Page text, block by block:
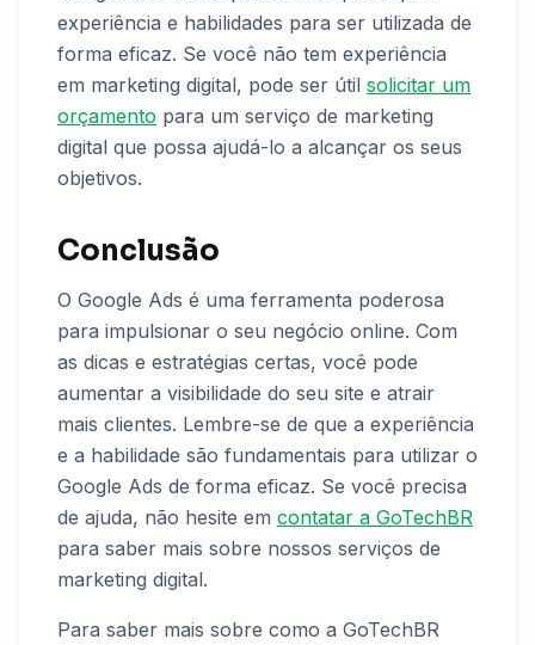
experiência e habilidades para ser utilizada de
forma eficaz. Se você não tem experiência
em marketing digital, pode ser útil solicitar um
orçamento para um serviço de marketing
digital que possa ajudá-lo a alcançar os seus
objetivos.
Conclusão
O Google Ads é uma ferramenta poderosa
para impulsionar o seu negócio online. Com
as dicas e estratégias certas, você pode
aumentar a visibilidade do seu site e atrair
mais clientes. Lembre-se de que a experiência
e a habilidade são fundamentais para utilizar o
Google Ads de forma eficaz. Se você precisa
de ajuda, não hesite em contatar a GoTechBR
para saber mais sobre nossos serviços de
marketing digital.
Para saber mais sobre como a GoTechBR